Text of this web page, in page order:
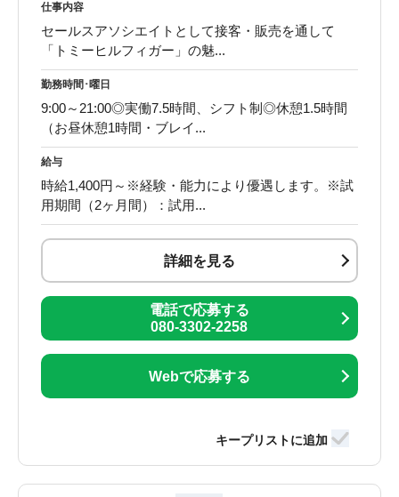
仕事内容
セールスアソシエイトとして接客・販売を通して
「トミーヒルフィガー」の魅...
勤務時間･曜日
9:00～21:00◎実働7.5時間、シフト制◎休憩1.5時間
（お昼休憩1時間・ブレイ...
給与
時給1,400円～※経験・能力により優遇します。※試
用期間（2ヶ月間）：試用...
詳細を見る
電話で応募する
080-3302-2258
Webで応募する